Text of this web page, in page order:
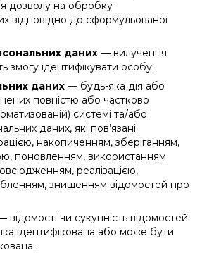
дозволу на обробку
відповідно до сформульованої
даних — вилучення
змогу ідентифікувати особу;
даних — будь-яка дія або
повністю або частково
системі та/або
даних, які пов’язані
накопиченням, зберіганням,
поновленням, використанням
реалізацією,
знищенням відомостей про
відомості чи сукупність відомостей
ідентифікована або може бути